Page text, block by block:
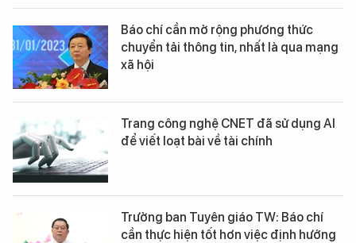
Báo chí cần mở rộng phương thức
chuyển tải thông tin, nhất là qua mạng
xã hội
Trang công nghệ CNET đã sử dụng AI
để viết loạt bài về tài chính
Trưởng ban Tuyên giáo TW: Báo chí
cần thực hiện tốt hơn việc định hướng